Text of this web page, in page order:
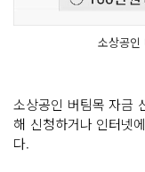
소상공인
소상공인 버팀목 자금
해 신청하거나 인터넷
다.